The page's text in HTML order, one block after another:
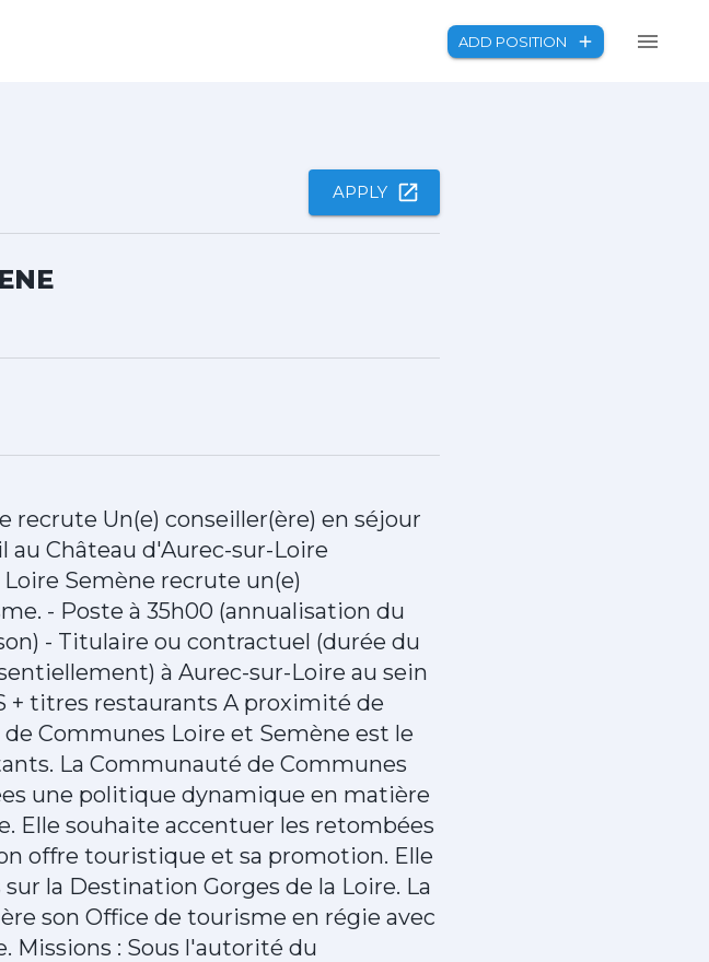
ADD POSITION
APPLY
Un(e) conseiller(ère) en séjour
au Château d'Aurec-sur-Loire
Semène recrute un(e)
- Poste à 35h00 (annualisation du
- Titulaire ou contractuel (durée du
à Aurec-sur-Loire au sein
+ titres restaurants A proximité de
Communes Loire et Semène est le
La Communauté de Communes
une politique dynamique en matière
souhaite accentuer les retombées
offre touristique et sa promotion. Elle
la Destination Gorges de la Loire. La
son Office de tourisme en régie avec
Missions : Sous l'autorité du